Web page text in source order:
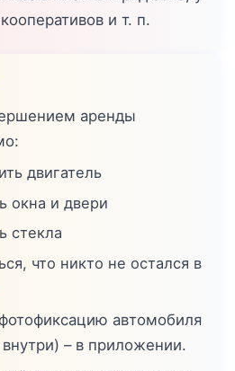
и т. п.
аренды
двигатель
окна и двери
стекла
что никто не остался в
автомобиля
– в приложении.